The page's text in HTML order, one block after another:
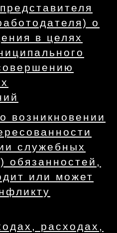
о
в целях
возникновении
служебных
обязанностей,
или может
расходах,